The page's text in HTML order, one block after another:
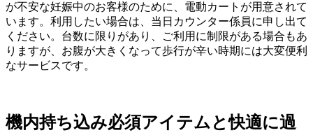
が不安な妊娠中のお客様のために、電動カートが用意されて
います。利用したい場合は、当日カウンター係員に申し出て
ください。台数に限りがあり、ご利用に制限がある場合もあ
りますが、お腹が大きくなって歩行が辛い時期には大変便利
なサービスです。
機内持ち込み必須アイテムと快適に過